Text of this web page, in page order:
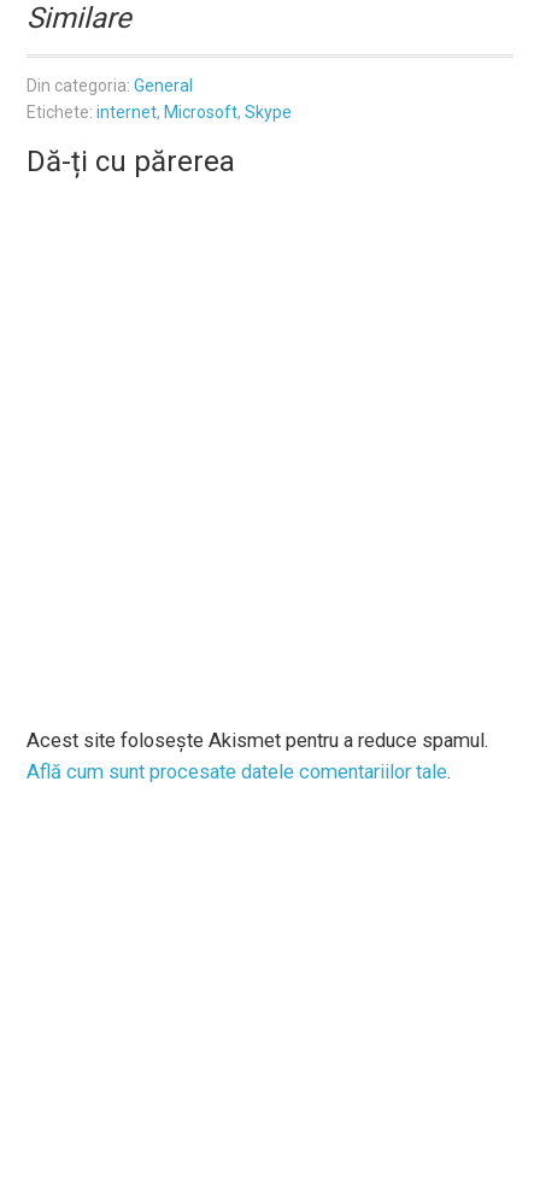
Similare
Din categoria:General
Etichete:internet, Microsoft,Skype
Dă-ți cu părerea
Acest site folosește Akismet pentru a reduce spamul.
Află cum sunt procesate datele comentariilor tale.